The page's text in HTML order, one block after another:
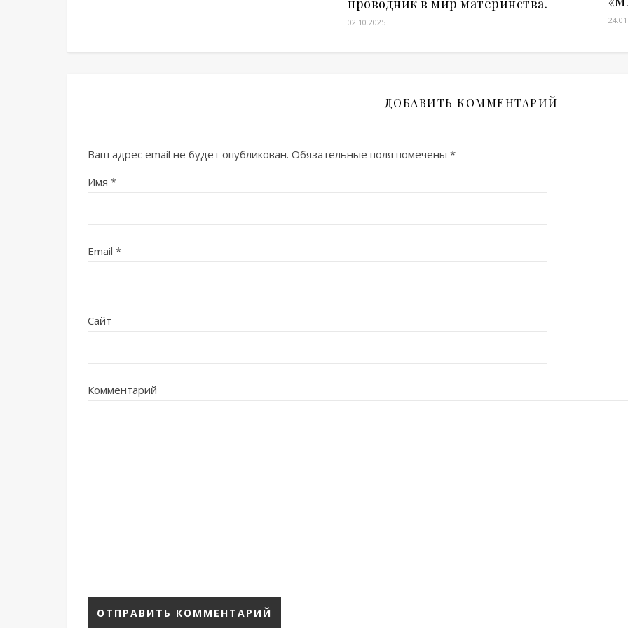
проводник в мир материнства.
02.10.2025
ДОБАВИТЬ КОММЕНТАРИЙ
Ваш адрес email не будет опубликован. Обязательные поля помечены *
Имя *
Email *
Сайт
Комментарий